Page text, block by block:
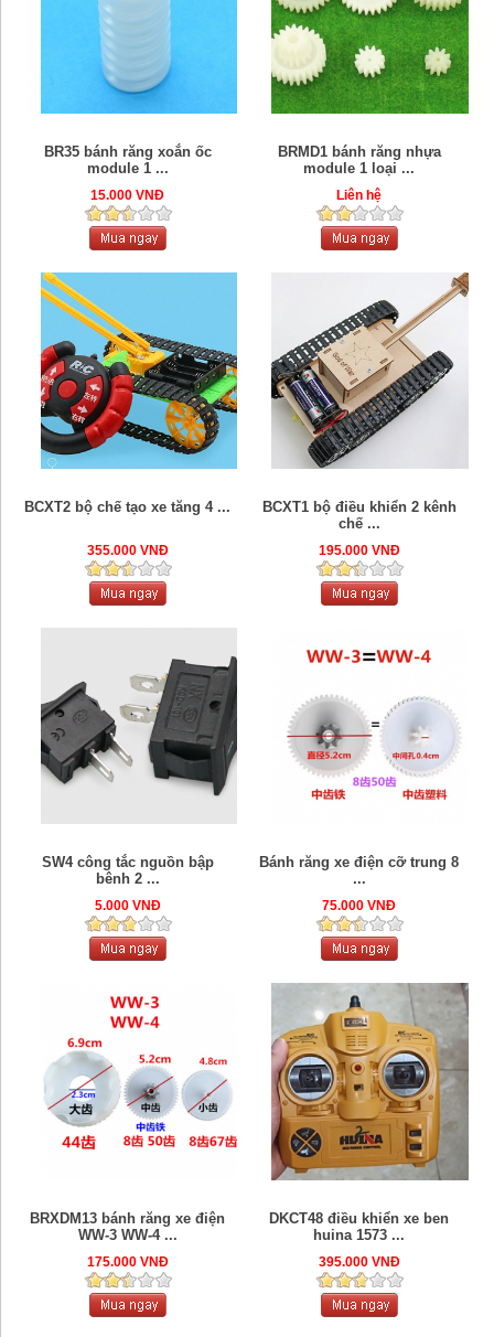
BR35 bánh răng xoắn ốc
module 1 ...
15.000 VNĐ
BRMD1 bánh răng nhựa
module 1 loại ...
Liên hệ
BCXT2 bộ chế tạo xe tăng 4 ...
355.000 VNĐ
BCXT1 bộ điều khiển 2 kênh
chế ...
195.000 VNĐ
SW4 công tắc nguồn bập
bênh 2 ...
5.000 VNĐ
Bánh răng xe điện cỡ trung 8
...
75.000 VNĐ
BRXDM13 bánh răng xe điện
WW-3 WW-4 ...
175.000 VNĐ
DKCT48 điều khiển xe ben
huina 1573 ...
395.000 VNĐ